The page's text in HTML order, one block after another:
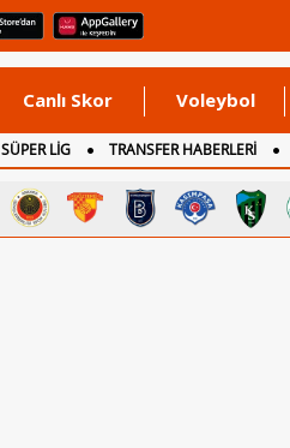
Canlı Skor Voleybol
SÜPER LİG TRANSFER HABERLERİ